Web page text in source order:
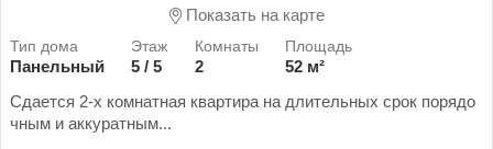
Показать на карте
Панельный 5 / 5 2
52 м²
Сдается 2-х комнатная квартира на длительных срок порядо
чным и аккуратным...